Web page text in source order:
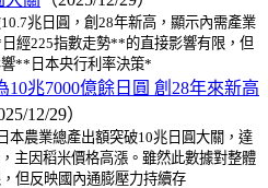
兆日圓，創28年新高，顯示內需產業
經225指數走勢**的直接影響有限，但
**日本央行利率決策*
10兆7000億餘日圓 創28年來新高
12/29）
本農業總產出額突破10兆日圓大關，達
主因稻米價格高漲。雖然此數據對整體
但反映國內通膨壓力持續存